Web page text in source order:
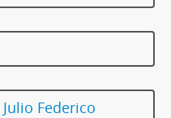
Federico